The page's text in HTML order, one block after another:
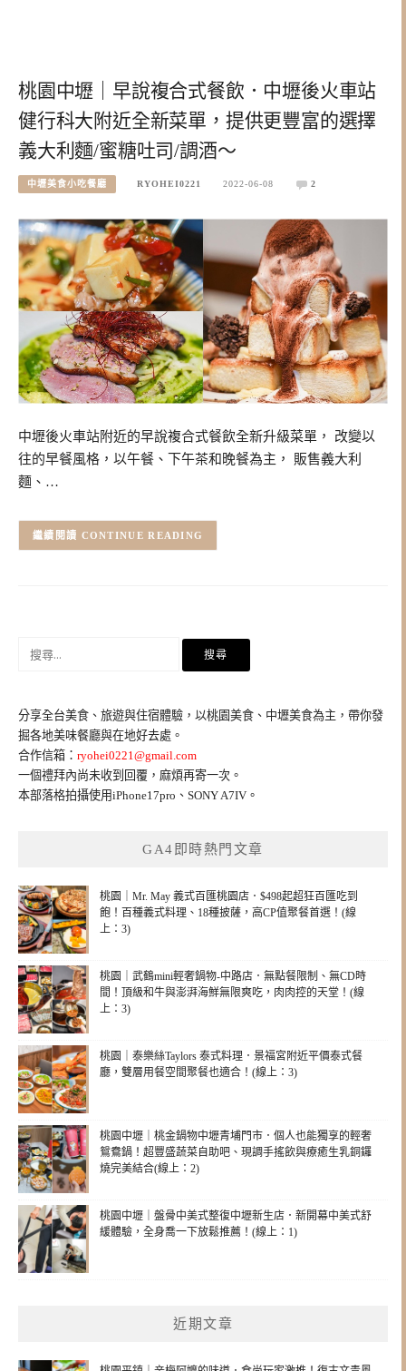
桃園中壢｜早說複合式餐飲．中壢後火車站
健行科大附近全新菜單，提供更豐富的選擇
義大利麵/蜜糖吐司/調酒～
中壢美食小吃餐廳 RYOHEI0221 2022-06-08 2
中壢後火車站附近的早說複合式餐飲全新升級菜單， 改變以
往的早餐風格，以午餐、下午茶和晚餐為主， 販售義大利
麵、…
CONTINUE READING
字:
分享全台美食、旅遊與住宿體驗，以桃園美食、中壢美食為主，帶你發
掘各地美味餐廳與在地好去處。
合作信箱： ryohei0221@gmail.com
一個禮拜內尚未收到回覆，麻煩再寄一次。
本部落格拍攝使用iPhone17pro、SONY A7IV。
GA4即時熱門文章
桃園｜Mr. May 義式百匯桃園店．$498起超狂百匯吃到
飽！百種義式料理、18種披薩，高CP值聚餐首選！(線
上：3)
桃園｜武鶴mini輕奢鍋物-中路店．無點餐限制、無CD時
間！頂級和牛與澎湃海鮮無限爽吃，肉肉控的天堂！(線
上：3)
桃園｜泰樂絲Taylors 泰式料理．景福宮附近平價泰式餐
廳，雙層用餐空間聚餐也適合！(線上：3)
桃園中壢｜桃金鍋物中壢青埔門市．個人也能獨享的輕奢
鴛鴦鍋！超豐盛蔬菜自助吧、現調手搖飲與療癒生乳銅鑼
燒完美結合(線上：2)
桃園中壢｜盤骨中美式整復中壢新生店．新開幕中美式舒
緩體驗，全身喬一下放鬆推薦！(線上：1)
近期文章